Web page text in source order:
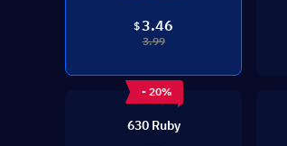
$3.46
3.99
- 20%
630 Ruby